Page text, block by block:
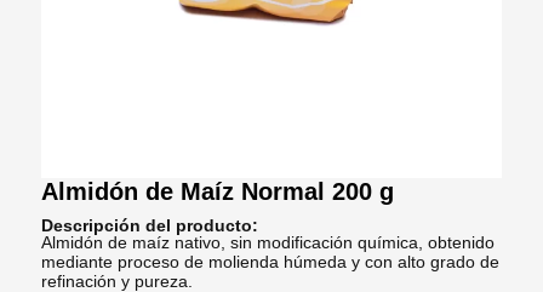
Almidón de Maíz Normal 200 g
Descripción del producto:
Almidón de maíz nativo, sin modificación química, obtenido
mediante proceso de molienda húmeda y con alto grado de
refinación y pureza.